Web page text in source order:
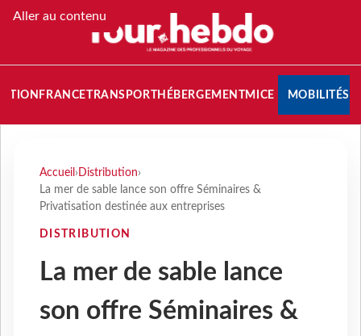
Aller au contenu
FRANCETRANSPORT HÉBERGEMENTMICE MOBILITÉS
Accueil › Distribution›
La mer de sable lance son offre Séminaires &
Privatisation destinée aux entreprises
DISTRIBUTION
La mer de sable lance
son offre Séminaires &